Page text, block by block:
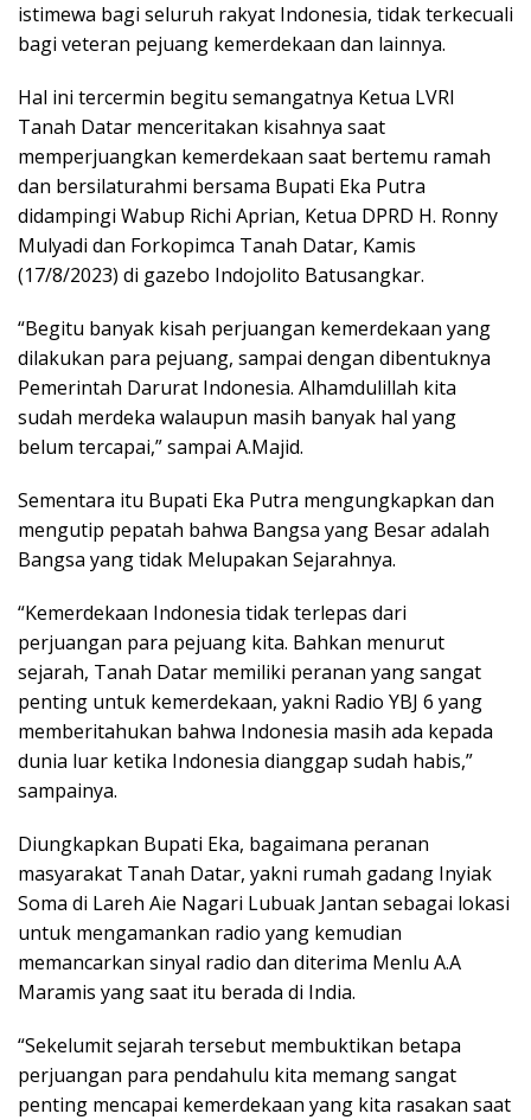
istimewa bagi seluruh rakyat Indonesia, tidak terkecuali
bagi veteran pejuang kemerdekaan dan lainnya.
Hal ini tercermin begitu semangatnya Ketua LVRI
Tanah Datar menceritakan kisahnya saat
memperjuangkan kemerdekaan saat bertemu ramah
dan bersilaturahmi bersama Bupati Eka Putra
didampingi Wabup Richi Aprian, Ketua DPRD H. Ronny
Mulyadi dan Forkopimca Tanah Datar, Kamis
(17/8/2023) di gazebo Indojolito Batusangkar.
“Begitu banyak kisah perjuangan kemerdekaan yang
dilakukan para pejuang, sampai dengan dibentuknya
Pemerintah Darurat Indonesia. Alhamdulillah kita
sudah merdeka walaupun masih banyak hal yang
belum tercapai,” sampai A.Majid.
Sementara itu Bupati Eka Putra mengungkapkan dan
mengutip pepatah bahwa Bangsa yang Besar adalah
Bangsa yang tidak Melupakan Sejarahnya.
“Kemerdekaan Indonesia tidak terlepas dari
perjuangan para pejuang kita. Bahkan menurut
sejarah, Tanah Datar memiliki peranan yang sangat
penting untuk kemerdekaan, yakni Radio YBJ 6 yang
memberitahukan bahwa Indonesia masih ada kepada
dunia luar ketika Indonesia dianggap sudah habis,”
sampainya.
Diungkapkan Bupati Eka, bagaimana peranan
masyarakat Tanah Datar, yakni rumah gadang Inyiak
Soma di Lareh Aie Nagari Lubuak Jantan sebagai lokasi
untuk mengamankan radio yang kemudian
memancarkan sinyal radio dan diterima Menlu A.A
Maramis yang saat itu berada di India.
“Sekelumit sejarah tersebut membuktikan betapa
perjuangan para pendahulu kita memang sangat
penting mencapai kemerdekaan yang kita rasakan saat